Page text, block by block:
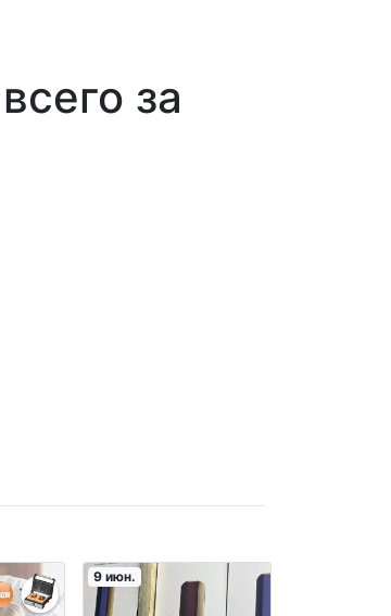
за
9 июн.